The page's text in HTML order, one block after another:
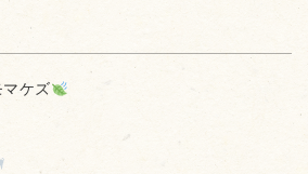
ケズ